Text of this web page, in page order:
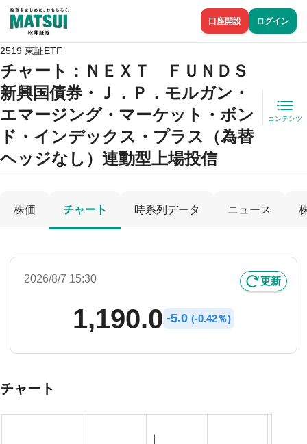
口座開設 ログイン
2519 東証ETF
チャート： ＮＥＸＴ ＦＵＮＤＳ
新興国債券・Ｊ．Ｐ．モルガン・
エマージング・マーケット・ボン
ド・インデックス・プラス（為替
ヘッジなし）連動型上場投信
コンテンツ
株価 チャート 時系列データ ニュース
2026/8/7 15:30 更新
1,190.0 -5.0 (-0.42％)
チャート